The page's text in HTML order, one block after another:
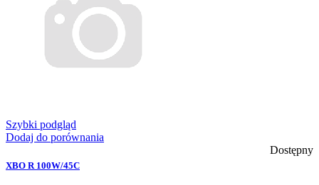
Szybki podgląd
Dodaj do porównania
Dostępny
XBO R 100W/45C